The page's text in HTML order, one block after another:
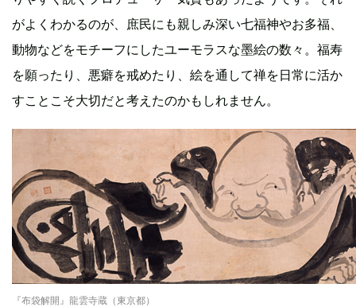
がよくわかるのが、庶民にも親しみ深い七福神やお多福、
動物などをモチーフにしたユーモラスな墨絵の数々。福寿
を願ったり、悪癖を戒めたり、絵を通して禅を日常に活か
すことこそ大切だと考えたのかもしれません。
『布袋解開』龍雲寺蔵（東京都）